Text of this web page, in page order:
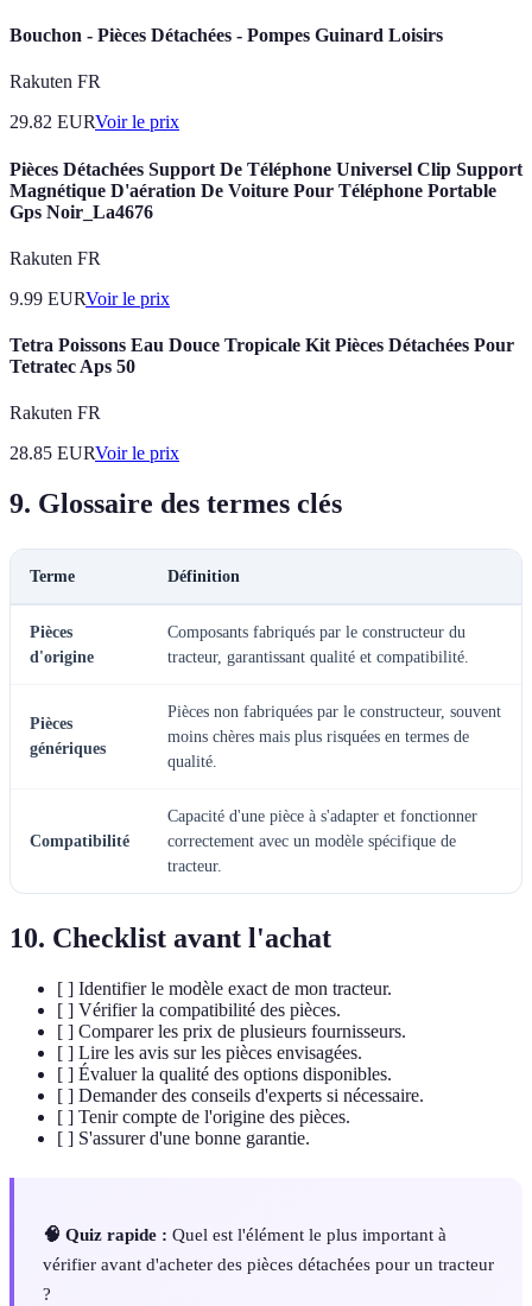
Bouchon - Pièces Détachées - Pompes Guinard Loisirs
Rakuten FR
29.82 EURVoir le prix
Pièces Détachées Support De Téléphone Universel Clip Support
Magnétique D'aération De Voiture Pour Téléphone Portable
Gps Noir_La4676
Rakuten FR
9.99 EURVoir le prix
Tetra Poissons Eau Douce Tropicale Kit Pièces Détachées Pour
Tetratec Aps 50
Rakuten FR
28.85 EURVoir le prix
9. Glossaire des termes clés
Terme Définition
Pièces
d'origine
Composants fabriqués par le constructeur du
tracteur, garantissant qualité et compatibilité.
Pièces
génériques
Pièces non fabriquées par le constructeur, souvent
moins chères mais plus risquées en termes de
qualité.
Compatibilité
Capacité d'une pièce à s'adapter et fonctionner
correctement avec un modèle spécifique de
tracteur.
10. Checklist avant l'achat
[ ] Identifier le modèle exact de mon tracteur.
[ ] Vérifier la compatibilité des pièces.
[ ] Comparer les prix de plusieurs fournisseurs.
[ ] Lire les avis sur les pièces envisagées.
[ ] Évaluer la qualité des options disponibles.
[ ] Demander des conseils d'experts si nécessaire.
[ ] Tenir compte de l'origine des pièces.
[ ] S'assurer d'une bonne garantie.
🧠 Quiz rapide : Quel est l'élément le plus important à
vérifier avant d'acheter des pièces détachées pour un tracteur
?